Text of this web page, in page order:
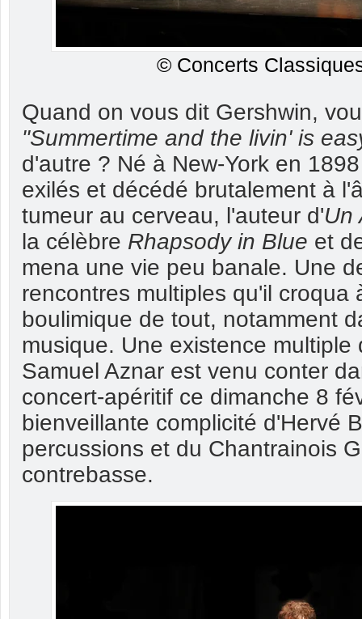
© Concerts
Quand on vous dit Gershwin,
"Summertime and the livin' is
d'autre ? Né à New-York en
exilés et décédé brutalement à
tumeur au cerveau, l'auteur d'Un
la célèbre Rhapsody in Blue et
mena une vie peu banale. Une
rencontres multiples qu'il croqua
boulimique de tout, notamment
musique. Une existence multiple
Samuel Aznar est venu conter
concert-apéritif ce dimanche 8
bienveillante complicité d'Hervé
percussions et du Chantrainois
contrebasse.